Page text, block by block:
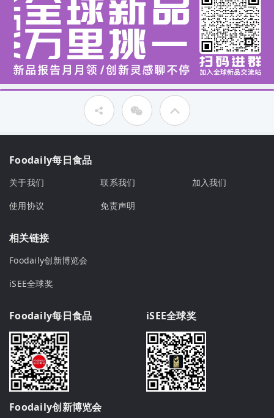
Foodaily每日食品
关于我们 联系我们
加入我们
使用协议
免责声明
相关链接
Foodaily创新博览会
iSEE全球奖
Foodaily每日食品 iSEE全球奖
Foodaily创新博览会